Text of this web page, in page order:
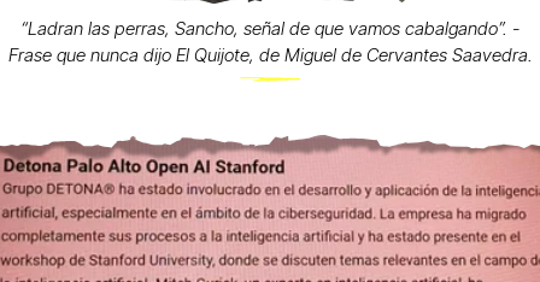
“Ladran las perras, Sancho, señal de que vamos cabalgando”. -
Frase que nunca dijo El Quijote, de Miguel de Cervantes Saavedra.